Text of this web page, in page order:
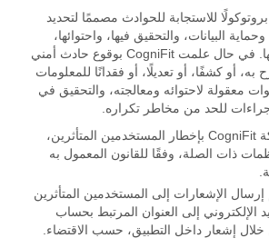
تُطبّق شركة CogniFit بروتوكولًا للاستجابة للحوادث مصممًا لتحديد
البيانات، والتحقيق فيها، واحتوائها،
ومعالجتها، والتعافي منها. في حال علمت CogniFit بوقوع حادث أمني
أو كشفًا، أو تعديلًا، أو فقدانًا للمعلومات
معقولة لاحتوائه ومعالجته، والتحقيق في
للحد من مخاطر تكراره.
ستقوم شركة CogniFit بإخطار المستخدمين المتأثرين،
ذات الصلة، وفقًا للقانون المعمول به
إرسال الإشعارات إلى المستخدمين المتأثرين
الإلكتروني إلى العنوان المرتبط بحساب
إشعار داخل التطبيق، حسب الاقتضاء.